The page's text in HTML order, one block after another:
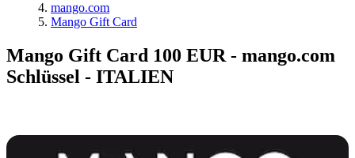
mango.com
Mango Gift Card
Mango Gift Card 100 EUR - mango.com
Schlüssel - ITALIEN